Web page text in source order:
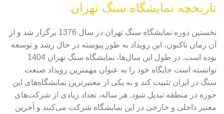
تاریخچه نمایشگاه سنگ تهران
نخستین دوره نمایشگاه سنگ تهران در سال 1376 برگزار شد و از
آن زمان تاکنون، این رویداد به طور پیوسته در حال رشد و توسعه
بوده است. در طول این سال‌ها، نمایشگاه سنگ تهران 1404
توانسته است جایگاه خود را به عنوان مهمترین رویداد صنعت
سنگ در ایران تثبیت کند و به یکی از معتبرترین نمایشگاه‌های این
حوزه در منطقه تبدیل شود. هر ساله، تعداد زیادی از شرکت‌های
معتبر داخلی و خارجی در این نمایشگاه شرکت می‌کنند و آخرین